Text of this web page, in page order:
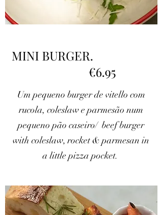
MINI BURGER.
€6.95
Um pequeno burger de vitello com
rucola, coleslaw e parmesão num
pequeno pão caseiro/ beef burger
with coleslaw, rocket & parmesan in
a little pizza pocket.